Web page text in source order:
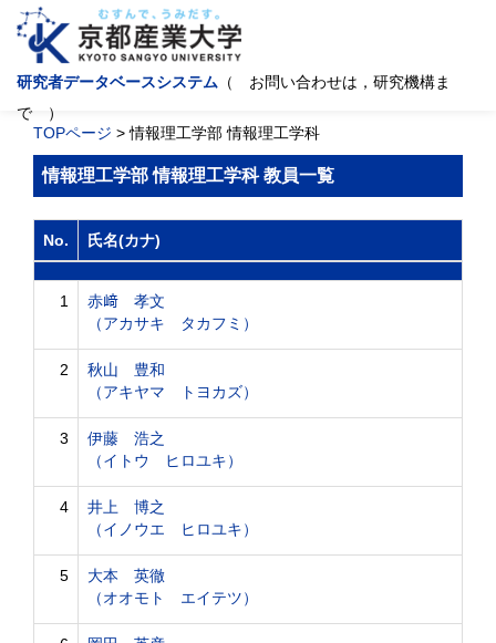
研究者データベースシステム （ お問い合わせは，研究機構ま
で ）
TOPページ > 情報理工学部 情報理工学科
情報理工学部 情報理工学科 教員一覧
No. 氏名(カナ)
1
赤﨑 孝文
（アカサキ タカフミ）
2
秋山 豊和
（アキヤマ トヨカズ）
3
伊藤 浩之
（イトウ ヒロユキ）
4
井上 博之
（イノウエ ヒロユキ）
5
大本 英徹
（オオモト エイテツ）